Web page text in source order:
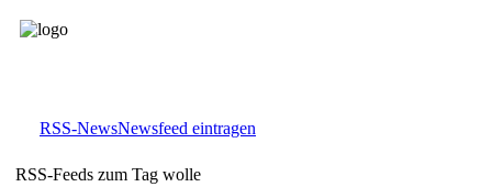
RSS-NewsNewsfeed eintragen
RSS-Feeds zum Tag wolle